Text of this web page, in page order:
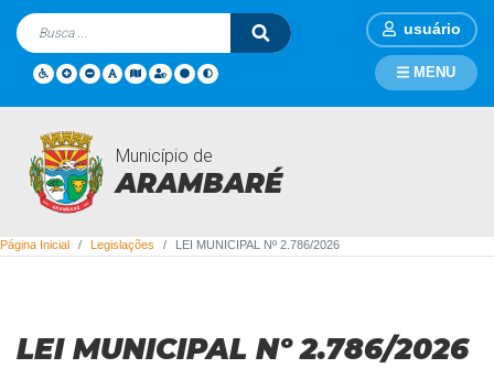
usuário
Município de
ARAMBARÉ
MENU
Legislações
Página Inicial Legislações LEI MUNICIPAL Nº 2.786/2026
LEI MUNICIPAL Nº 2.786/2026